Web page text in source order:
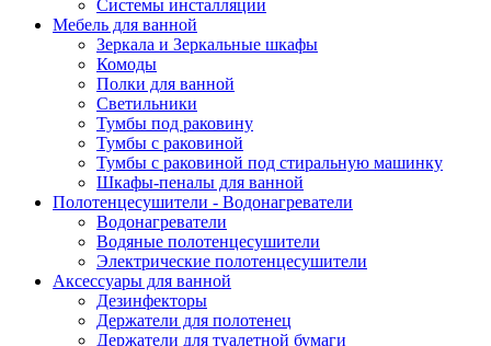
Системы инсталляции
Мебель для ванной
Зеркала и Зеркальные шкафы
Комоды
Полки для ванной
Светильники
Тумбы под раковину
Тумбы с раковиной
Тумбы с раковиной под стиральную машинку
Шкафы-пеналы для ванной
Полотенцесушители - Водонагреватели
Водонагреватели
Водяные полотенцесушители
Электрические полотенцесушители
Аксессуары для ванной
Дезинфекторы
Держатели для полотенец
Держатели для туалетной бумаги